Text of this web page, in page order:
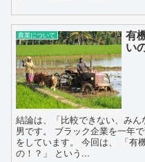
農業について 有
い
結論は、「比較できない、み
男です。 ブラック企業を一年
をしています。 今回は、 「有
の！？」 という...